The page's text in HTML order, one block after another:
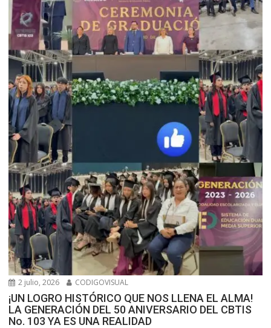
2 julio, 2026 CODIGOVISUAL
¡UN LOGRO HISTÓRICO QUE NOS LLENA EL ALMA!
LA GENERACIÓN DEL 50 ANIVERSARIO DEL CBTIS
No. 103 YA ES UNA REALIDAD